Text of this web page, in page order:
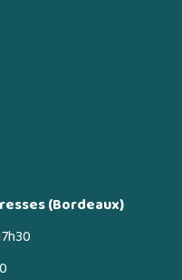
(Bordeaux)